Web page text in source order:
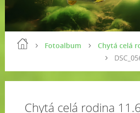
Fotoalbum
Chytá celá
Chytá celá rodina